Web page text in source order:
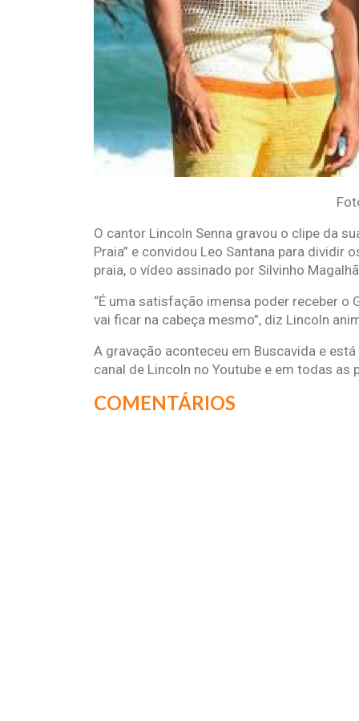
O cantor Lincoln Senna gravou o clipe da
Praia” e convidou Leo Santana para dividir
praia, o vídeo assinado por Silvinho
“É uma satisfação imensa poder receber o
vai ficar na cabeça mesmo”, diz Lincoln
A gravação aconteceu em Buscavida e
canal de Lincoln no Youtube e em todas
COMENTÁRIOS